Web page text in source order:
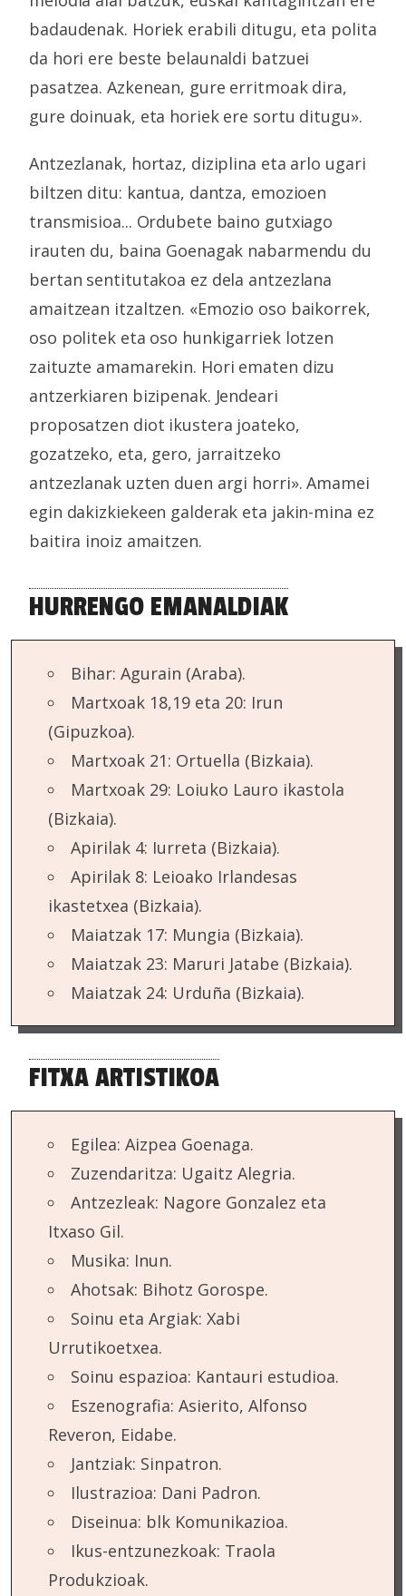
badaudenak. Horiek erabili ditugu, eta polita
da hori ere beste belaunaldi batzuei
pasatzea. Azkenean, gure erritmoak dira,
gure doinuak, eta horiek ere sortu ditugu».
Antzezlanak, hortaz, diziplina eta arlo ugari
biltzen ditu: kantua, dantza, emozioen
transmisioa... Ordubete baino gutxiago
irauten du, baina Goenagak nabarmendu du
bertan sentitutakoa ez dela antzezlana
amaitzean itzaltzen. «Emozio oso baikorrek,
oso politek eta oso hunkigarriek lotzen
zaituzte amamarekin. Hori ematen dizu
antzerkiaren bizipenak. Jendeari
proposatzen diot ikustera joateko,
gozatzeko, eta, gero, jarraitzeko
antzezlanak uzten duen argi horri». Amamei
egin dakizkiekeen galderak eta jakin-mina ez
baitira inoiz amaitzen.
HURRENGO EMANALDIAK
Bihar: Agurain (Araba).
Martxoak 18,19 eta 20: Irun
(Gipuzkoa).
Martxoak 21: Ortuella (Bizkaia).
Martxoak 29: Loiuko Lauro ikastola
(Bizkaia).
Apirilak 4: Iurreta (Bizkaia).
Apirilak 8: Leioako Irlandesas
ikastetxea (Bizkaia).
Maiatzak 17: Mungia (Bizkaia).
Maiatzak 23: Maruri Jatabe (Bizkaia).
Maiatzak 24: Urduña (Bizkaia).
FITXA ARTISTIKOA
Egilea: Aizpea Goenaga.
Zuzendaritza: Ugaitz Alegria.
Antzezleak: Nagore Gonzalez eta
Itxaso Gil.
Musika: Inun.
Ahotsak: Bihotz Gorospe.
Soinu eta Argiak: Xabi
Urrutikoetxea.
Soinu espazioa: Kantauri estudioa.
Eszenografia: Asierito, Alfonso
Reveron, Eidabe.
Jantziak: Sinpatron.
Ilustrazioa: Dani Padron.
Diseinua: blk Komunikazioa.
Ikus-entzunezkoak: Traola
Produkzioak.